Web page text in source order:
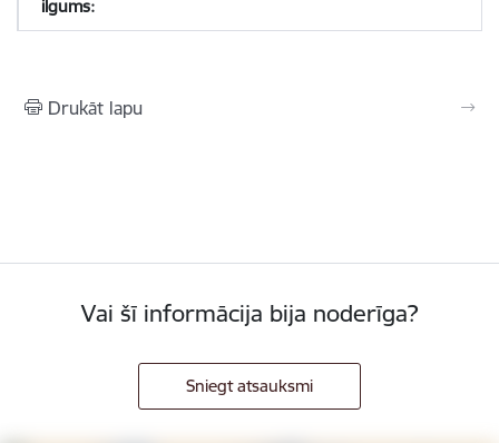
Drukāt lapu
Vai šī informācija bija noderīga?
Sniegt atsauksmi